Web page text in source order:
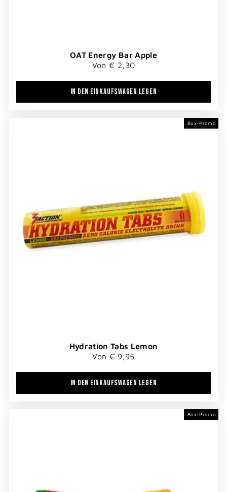
OAT Energy Bar Apple
Von € 2,30
IN DEN EINKAUFSWAGEN LEGEN
Box-Promo
Hydration Tabs Lemon
Von € 9,95
IN DEN EINKAUFSWAGEN LEGEN
Box-Promo